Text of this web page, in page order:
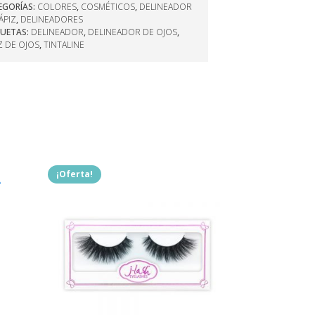
COLORES, COSMÉTICOS, DELINEADOR
, DELINEADORES
DELINEADOR, DELINEADOR DE OJOS,
DE OJOS,TINTALINE
¡Oferta!